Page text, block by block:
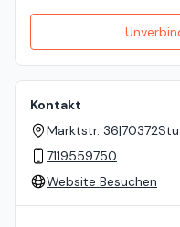
Kontakt
Marktstr. 36|70372
7119559750
Website Besuchen